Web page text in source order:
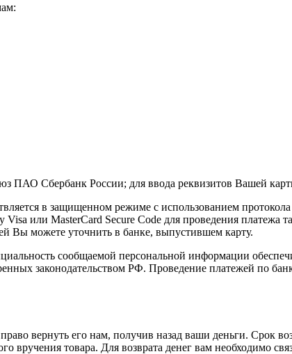
Сбербанк России; для ввода реквизитов Вашей
в защищенном режиме с использованием
или MasterCard Secure Code для проведения платежа
Вы можете уточнить в банке, выпустившем карту.
сообщаемой персональной информации
законодательством РФ. Проведение платежей по
вернуть его нам, получив назад ваши деньги. Срок
вручения товара. Для возврата денег вам необходимо